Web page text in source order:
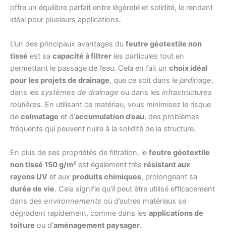
offre un équilibre parfait entre légèreté et solidité, le rendant
idéal pour plusieurs applications.
L’un des principaux avantages du feutre géotextile non
tissé est sa capacité à filtrer les particules tout en
permettant le passage de l’eau. Cela en fait un choix idéal
pour les projets de drainage, que ce soit dans le jardinage,
dans les systèmes de drainage ou dans les infrastructures
routières. En utilisant ce matériau, vous minimisez le risque
de colmatage et d’accumulation d’eau, des problèmes
fréquents qui peuvent nuire à la solidité de la structure.
En plus de ses propriétés de filtration, le feutre géotextile
non tissé 150 g/m² est également très résistant aux
rayons UV et aux produits chimiques, prolongeant sa
durée de vie. Cela signifie qu’il peut être utilisé efficacement
dans des environnements où d’autres matériaux se
dégradent rapidement, comme dans les applications de
toiture ou d’aménagement paysager.